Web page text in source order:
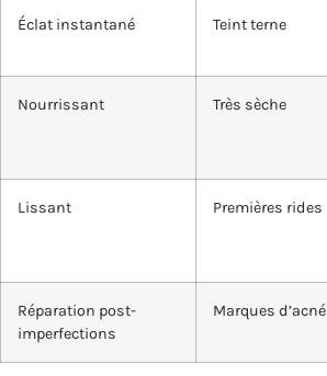
Éclat instantané Teint terne
Nourrissant Très sèche
Lissant Premières rides
Réparation post-
imperfections
Marques d’acné